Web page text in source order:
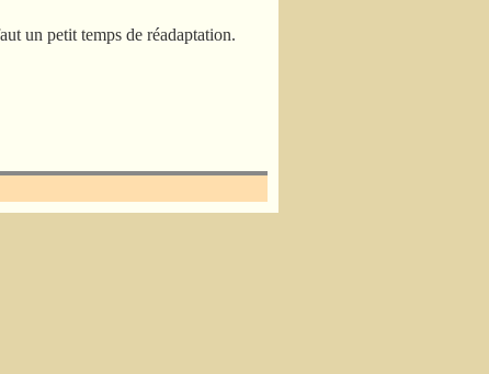
un petit temps de réadaptation.